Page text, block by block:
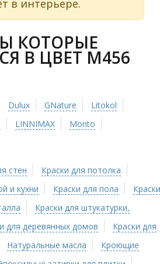
в интерьере.
КОТОРЫЕ
В ЦВЕТ M456
Dulux GNature
Litokol
LINNIMAX
Monto
стен
Краски для потолка
и кухни
Краски для пола
Краски
Краски для штукатурки,
для деревянных домов
Краски для
Натуральные масла
Кроющие